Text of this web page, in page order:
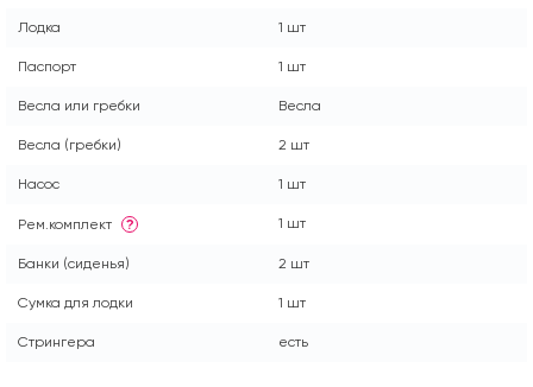
Лодка 1 шт
Паспорт 1 шт
Весла или гребки Весла
Весла (гребки) 2 шт
Насос 1 шт
Рем.комплект ? 1 шт
Банки (сиденья) 2 шт
Сумка для лодки 1 шт
Стрингера есть